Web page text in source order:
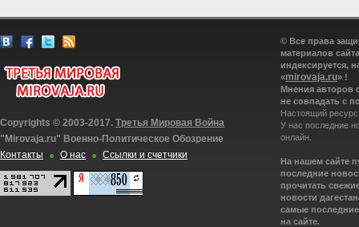
Copyrights © 2003-2017. Третья Мировая Война
"Mirovaja.ru" Военно-Политическое Обозрение
Контакты
О нас Ссылки и счетчики
© Все права
материалов
индексируется,
«mirovaja.ru» !
Мнения авторов
не совпадать с
Настоящий
У нас последние
онлайн.
На нашем сайте
последние
прочитать
новости
самые
на сайте.